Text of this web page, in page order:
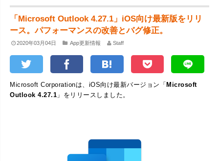
「Microsoft Outlook 4.27.1」iOS向け最新版をリリ
ース。パフォーマンスの改善とバグ修正。
2020年03月04日 App更新情報 Staff
Microsoft Corporationは、iOS向け最新バージョン「Microsoft
Outlook 4.27.1 」をリリースしました。